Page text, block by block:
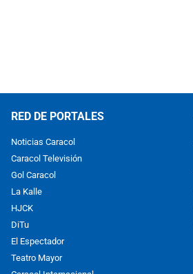
RED DE PORTALES
Noticias Caracol
Caracol Televisión
Gol Caracol
La Kalle
HJCK
DiTu
El Espectador
Teatro Mayor